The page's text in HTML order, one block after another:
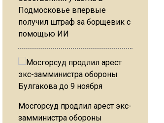
Подмосковье впервые
получил штраф за борщевик с
помощью ИИ
Мосгорсуд продлил арест экс-
замминистра обороны